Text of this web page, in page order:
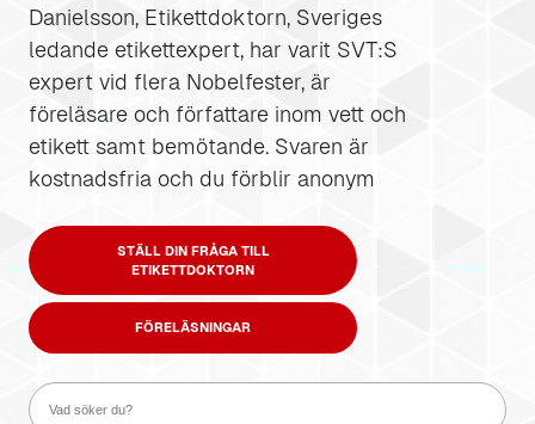
Danielsson, Etikettdoktorn, Sveriges
ledande etikettexpert, har varit SVT:S
expert vid flera Nobelfester, är
föreläsare och författare inom vett och
etikett samt bemötande. Svaren är
kostnadsfria och du förblir anonym
STÄLL DIN FRÅGA TILL
ETIKETTDOKTORN
FÖRELÄSNINGAR